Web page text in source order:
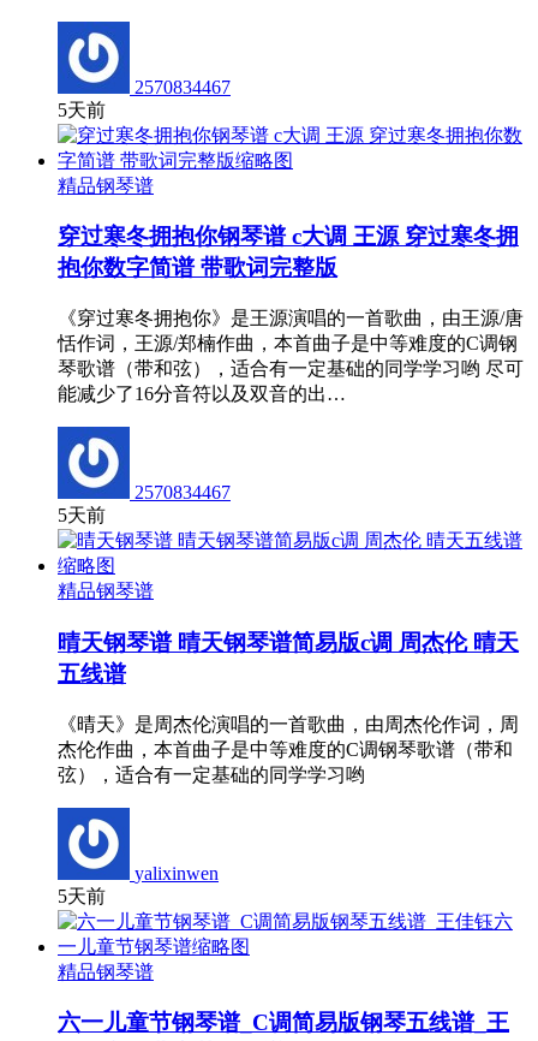
2570834467
5天前
精品钢琴谱
穿过寒冬拥抱你钢琴谱 c大调 王源 穿过寒冬拥
抱你数字简谱 带歌词完整版
《穿过寒冬拥抱你》是王源演唱的一首歌曲，由王源/唐
恬作词，王源/郑楠作曲，本首曲子是中等难度的C调钢
琴歌谱（带和弦），适合有一定基础的同学学习哟 尽可
能减少了16分音符以及双音的出…
2570834467
5天前
精品钢琴谱
晴天钢琴谱 晴天钢琴谱简易版c调 周杰伦 晴天
五线谱
《晴天》是周杰伦演唱的一首歌曲，由周杰伦作词，周
杰伦作曲，本首曲子是中等难度的C调钢琴歌谱（带和
弦），适合有一定基础的同学学习哟
yalixinwen
5天前
精品钢琴谱
六一儿童节钢琴谱_C调简易版钢琴五线谱_王